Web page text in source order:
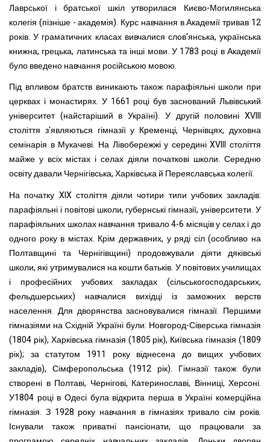
Лаврської і братської шкіл утворилася Києво-Могилянська
колегія (пізніше - академія). Курс навчання в Академії тривав 12
років. У граматичних класах вивчалися слов'янська, українська
книжна, грецька, латинська та інші мови. У 1783 році в Академії
було введено навчання російською мовою.
Під впливом братств виникають також парафіяльні школи при
церквах і монастирях. У 1661 році був заснований Львівський
університет (найстаріший в Україні). У другій половині XVIII
століття з'являються гімназії у Кременці, Чернівцях, духовна
семінарія в Мукачеві. На Лівобережжі у середині XVIII століття
майже у всіх містах і селах діяли початкові школи. Середню
освіту давали Чернігівська, Харківська й Переяславська колегії.
На початку XIX століття діяли чотири типи учбових закладів:
парафіяльні і повітові школи, губернські гімназії, університети. У
парафіяльних школах навчання тривало 4-6 місяців у селах і до
одного року в містах. Крім державних, у ряді сіл (особливо на
Полтавщині та Чернігівщині) продовжували діяти дяківські
школи, які утримувалися на кошти батьків. У повітових училищах
і професійних учбових закладах (сільськогосподарських,
фельдшерських) навчалися вихідці із заможних верств
населення. Для дворянства засновувалися гімназії. Першими
гімназіями на Східній Україні були: Новгород-Сіверська гімназія
(1804 рік), Харківська гімназія (1805 рік), Київська гімназія (1809
рік); за статутом 1911 року віднесена до вищих учбових
закладів), Сімферопольська (1912 рік). Гімназії також були
створені в Полтаві, Чернігові, Катеринославі, Вінниці, Херсоні.
У1804 році в Одесі була відкрита перша в Україні комерційна
гімназія. З 1928 року навчання в гімназіях тривало сім років.
Існували також приватні пансіонати, що працювали за